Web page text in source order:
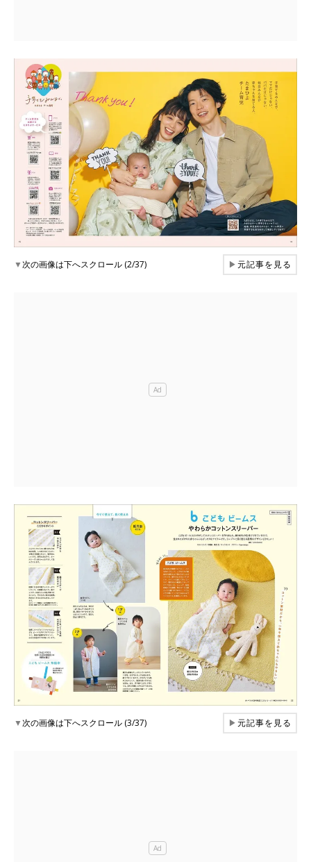
▼次の画像は下へスクロール (2/37) ▶元記事を見る
▼次の画像は下へスクロール (3/37) ▶元記事を見る